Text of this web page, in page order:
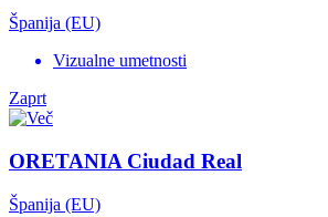
Španija (EU)
Vizualne umetnosti
Zaprt
ORETANIA Ciudad Real
Španija (EU)